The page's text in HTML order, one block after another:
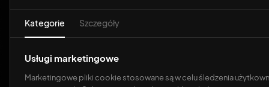
Kategorie Szczegóły
Usługi marketingowe
Marketingowe pliki cookie stosowane są w celu śledzenia
Strona główna Blog Strony internetowe
Visual